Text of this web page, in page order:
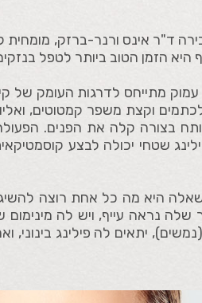
ד"ר אינס ורנר-ברזק,
הזמן הטוב ביותר לטפל
מתייחס לדרגות העומק של
וקצת משפר קמטוטים,
בצורה קלה את הפנים.
יכולה לבצע קוסמטיקאית,
היא מה כל אחת רוצה
שלה נראה עייף, ויש לה
יתאים לה פילינג בינוני,